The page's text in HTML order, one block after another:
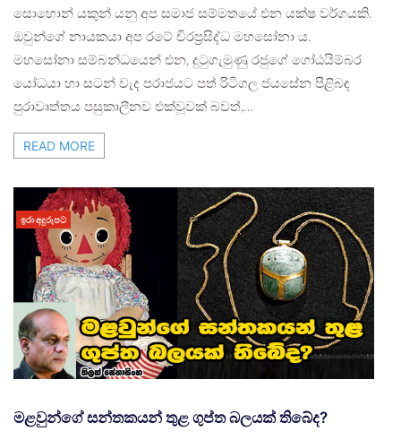
සොහොන් යකුන් යනු අප සමාජ සම්මතයේ එන යක්ෂ වර්ගයකි.
ඔවුන්ගේ නායකයා අප රටේ චිරප්‍රසිද්ධ මහසෝනා ය.
මහසෝනා සම්බන්ධයෙන් එන, දුටුගැමුණු රජුගේ ගෝඨයිම්බර
යෝධයා හා සටන් වැද පරාජයට පත් රිටිගල ජයසේන පිළිබඳ
පුරාවෘත්තය පසුකාලීනව එක්වූවක් බවත්,…
READ MORE
ඉරා අදුරුපට
මළවුන්ගේ සන්තකයන් තුළ ගුප්ත බලයක් තිබේද?